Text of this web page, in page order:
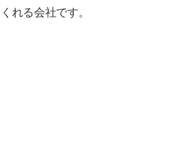
くれる会社です。